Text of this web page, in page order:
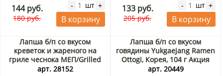
144 руб.
180 руб.
- шт +
В корзину
133 руб.
205 руб.
- шт +
В корзину
Лапша б/п со вкусом
креветок и жареного на
гриле чеснока МЕП/Grilled
garlic shrimp ramyeon
арт. 28152
Лапша б/п со вкусом
говядины Yukgaejang Ramen
Ottogi, Корея, 104 г Акция
арт. 20449